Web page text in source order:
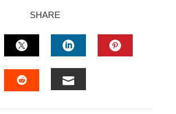
SHARE
TWITTERLINKEDIN